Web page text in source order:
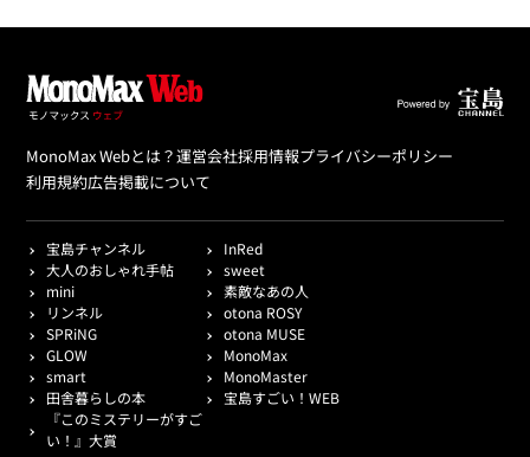
MonoMax Webとは？運営会社採用情報プライバシーポリシー
利用規約広告掲載について
宝島チャンネル
InRed
大人のおしゃれ手帖
sweet
mini
素敵なあの人
リンネル
otona ROSY
SPRiNG
otona MUSE
GLOW
MonoMax
smart
MonoMaster
田舎暮らしの本
宝島すごい！WEB
『このミステリーがすご
い！』大賞